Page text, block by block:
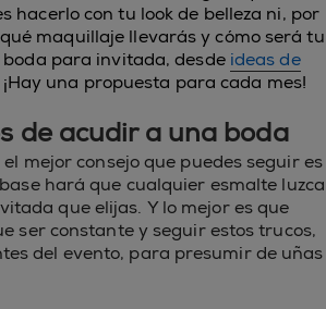
hacerlo con tu look de belleza ni, por
maquillaje llevarás y cómo será tu
para invitada, desde ideas de
una propuesta para cada mes!
de acudir a una boda
mejor consejo que puedes seguir es
hará que cualquier esmalte luzca
que elijas. Y lo mejor es que
ser constante y seguir estos trucos,
del evento, para presumir de uñas